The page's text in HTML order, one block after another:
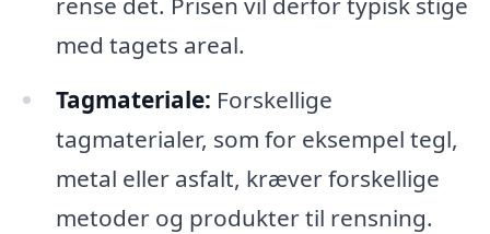
med tagets areal.
Tagmateriale: Forskellige
tagmaterialer, som for eksempel tegl,
metal eller asfalt, kræver forskellige
metoder og produkter til rensning.